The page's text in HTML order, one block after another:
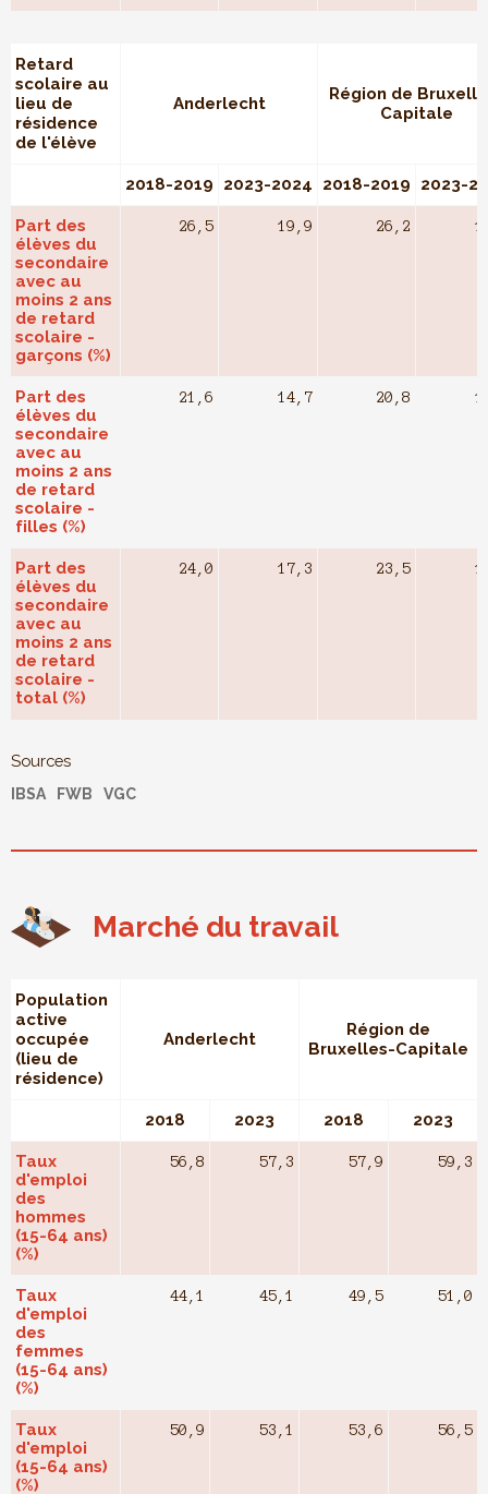
Retard
scolaire au
lieu de
résidence
de l'élève
Anderlecht
Région de
Capitale
2018-2019 2023-2024 2018-2019 2023-
Part des
élèves du
secondaire
avec au
moins 2 ans
de retard
scolaire -
garçons (%)
26,5 19,9 26,2
Part des
élèves du
secondaire
avec au
moins 2 ans
de retard
scolaire -
filles (%)
21,6 14,7 20,8
Part des
élèves du
secondaire
avec au
moins 2 ans
de retard
scolaire -
total (%)
24,0 17,3 23,5
Sources
IBSA FWB VGC
Marché du travail
Population
active
occupée
(lieu de
résidence)
Anderlecht
Région de
Bruxelles-Capitale
2018 2023 2018 2023
Taux
d'emploi
des
hommes
(15-64 ans)
(%)
56,8 57,3 57,9 59,3
Taux
d'emploi
des
femmes
(15-64 ans)
(%)
44,1 45,1 49,5 51,0
Taux
d'emploi
(15-64 ans)
(%)
50,9 53,1 53,6 56,5